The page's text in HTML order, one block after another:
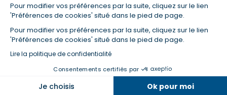
Pour modifier vos préférences par la suite, cliquez sur le lien
'Préférences de cookies' situé dans le pied de page.
Pour modifier vos préférences par la suite, cliquez sur le lien
'Préférences de cookies' situé dans le pied de page.
Lire la politique de confidentialité
Consentements certifiés par
Je choisis Ok pour moi
Dans la même catégorie
(5) Banques de réseau, mutualistes, spécialisées, directions
régionales, organismes de crédit selon votre profil et votre demande.
Mutuelles, compagnies et courtiers d'assurances. Selon votre profil et
votre demande.
régionales, organismes de crédit, selon votre profil et votre demande.